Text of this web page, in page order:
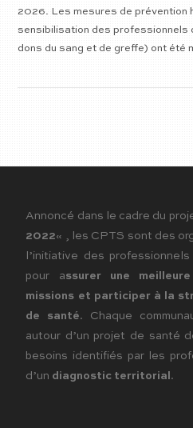
2026. Les mesures de prévention
sensibilisation des professionnels
dons du sang et de greffe) ont été
Annoncé dans le cadre du
2022« , les CPTS sont des
l’initiative des
pour assurer une
missions et participer à la
de santé. Chaque
autour d’un projet de santé
besoins identifiés par les
d’un diagnostic territorial .